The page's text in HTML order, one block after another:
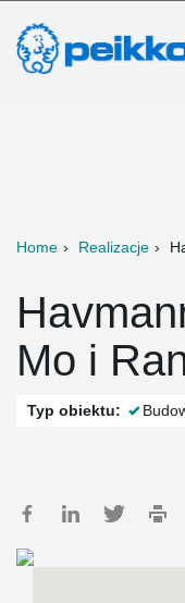
Home Realizacje
Mo i
Typ obiektu: